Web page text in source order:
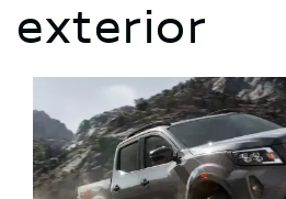
exterior